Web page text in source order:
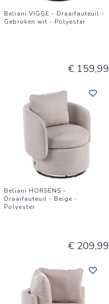
Beliani VIGGE - Draaifauteuil -
Gebroken wit - Polyester
€ 159,99
Beliani HORSENS -
Draaifauteuil - Beige -
Polyester
€ 209,99